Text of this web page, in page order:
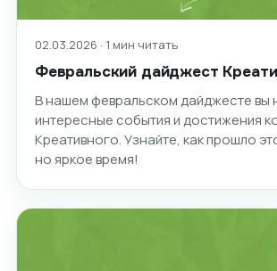
02.03.2026 · 1 мин читать
Февральский дайджест
В нашем февральском дайджесте вы
интересные события и достижения
Креативного. Узнайте, как прошло
но яркое время!